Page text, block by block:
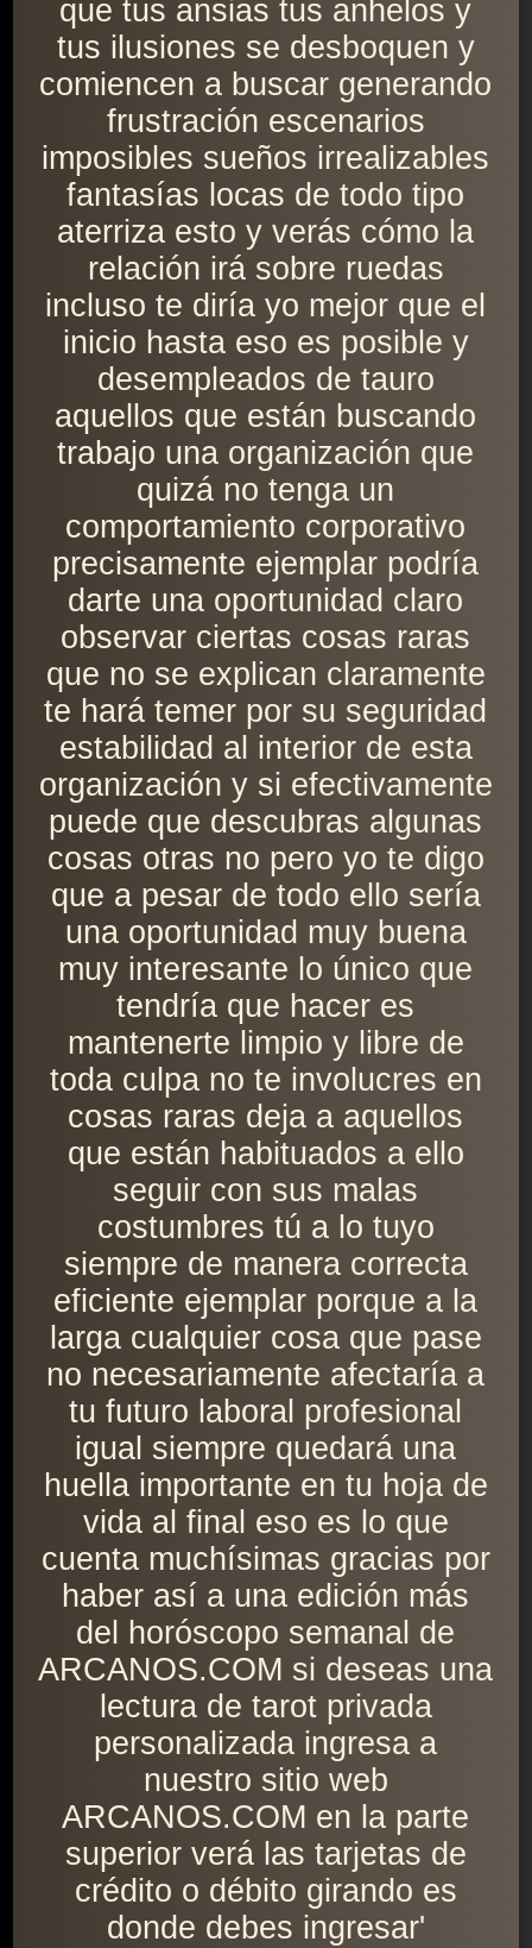
que tus ansias tus anhelos y
tus ilusiones se desboquen y
comiencen a buscar generando
frustración escenarios
imposibles sueños irrealizables
fantasías locas de todo tipo
aterriza esto y verás cómo la
relación irá sobre ruedas
incluso te diría yo mejor que el
inicio hasta eso es posible y
desempleados de tauro
aquellos que están buscando
trabajo una organización que
quizá no tenga un
comportamiento corporativo
precisamente ejemplar podría
darte una oportunidad claro
observar ciertas cosas raras
que no se explican claramente
te hará temer por su seguridad
estabilidad al interior de esta
organización y si efectivamente
puede que descubras algunas
cosas otras no pero yo te digo
que a pesar de todo ello sería
una oportunidad muy buena
muy interesante lo único que
tendría que hacer es
mantenerte limpio y libre de
toda culpa no te involucres en
cosas raras deja a aquellos
que están habituados a ello
seguir con sus malas
costumbres tú a lo tuyo
siempre de manera correcta
eficiente ejemplar porque a la
larga cualquier cosa que pase
no necesariamente afectaría a
tu futuro laboral profesional
igual siempre quedará una
huella importante en tu hoja de
vida al final eso es lo que
cuenta muchísimas gracias por
haber así a una edición más
del horóscopo semanal de
ARCANOS.COM si deseas una
lectura de tarot privada
personalizada ingresa a
nuestro sitio web
ARCANOS.COM en la parte
superior verá las tarjetas de
crédito o débito girando es
donde debes ingresar'